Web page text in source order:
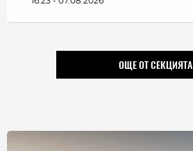
ОЩЕ ОТ СЕКЦИЯТА